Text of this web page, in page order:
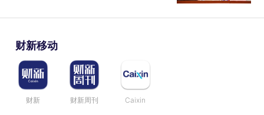
财新移动
财新 财新周刊 Caixin